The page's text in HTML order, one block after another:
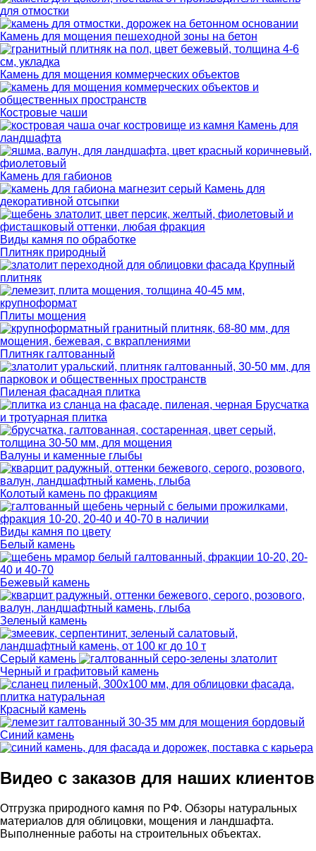
для отмостки
Камень для мощения пешеходной зоны на бетон
Камень для мощения коммерческих объектов
Костровые чаши
Камень для
ландшафта
Камень для габионов
Камень для
декоративной отсыпки
Виды камня по обработке
Плитняк природный
Крупный
плитняк
Плиты мощения
Плитняк галтованный
Пиленая фасадная плитка
Брусчатка
и тротуарная плитка
Валуны и каменные глыбы
Колотый камень по фракциям
Виды камня по цвету
Белый камень
Бежевый камень
Зеленый камень
Серый камень
Черный и графитовый камень
Красный камень
Синий камень
Видео с заказов для наших клиентов
Отгрузка природного камня по РФ. Обзоры натуральных
материалов для облицовки, мощения и ландшафта.
Выполненные работы на строительных объектах.